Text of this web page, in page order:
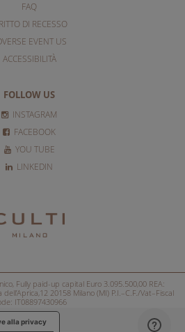
FAQ
DI RECESSO
EVENT US
ACCESSIBILITÀ
FOLLOW US
INSTAGRAM
FACEBOOK
YOU TUBE
LINKEDIN
Fully paid-up capital Euro 3.095.500,00 REA:
20158 Milano (MI) P.I.–C.F./Vat–Fiscal
IT08897430966
alla privacy